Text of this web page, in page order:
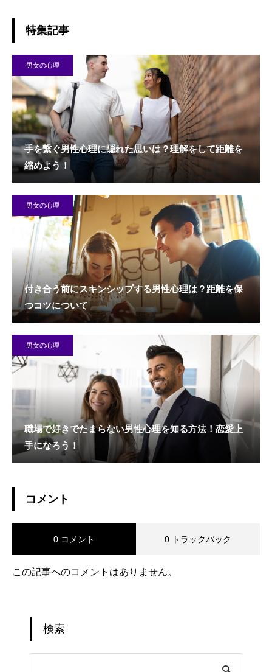
特集記事
男女の心理
手を繋ぐ男性心理に隠れた思いは？理解をして距離を
縮めよう！
男女の心理
付き合う前にスキンシップする男性心理は？距離を保
つコツについて
男女の心理
職場で好きでたまらない男性心理を知る方法！恋愛上
手になろう！
コメント
0 コメント 0 トラックバック
この記事へのコメントはありません。
検索